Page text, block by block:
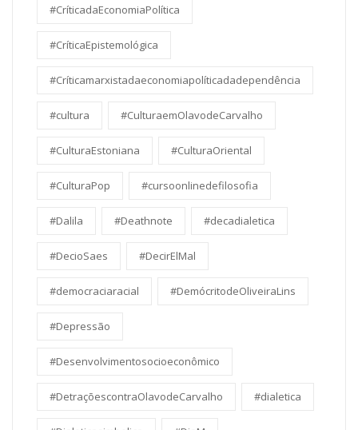
#CríticadaEconomiaPolítica
#CríticaEpistemológica
#Críticamarxistadaeconomiapolíticadadependência
#cultura #CulturaemOlavodeCarvalho
#CulturaEstoniana #CulturaOriental
#CulturaPop #cursoonlinedefilosofia
#Dalila #Deathnote #decadialetica
#DecioSaes #DecirElMal
#democraciaracial #DemócritodeOliveiraLins
#Depressão
#Desenvolvimentosocioeconômico
#DetraçõescontraOlavodeCarvalho #dialetica